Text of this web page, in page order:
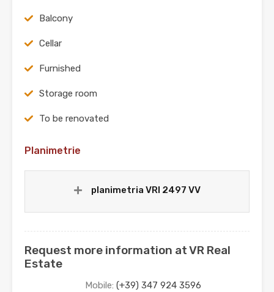
Balcony
Cellar
Furnished
Storage room
To be renovated
Planimetrie
planimetria VRI 2497 VV
Request more information at VR Real
Estate
Mobile: (+39) 347 924 3596